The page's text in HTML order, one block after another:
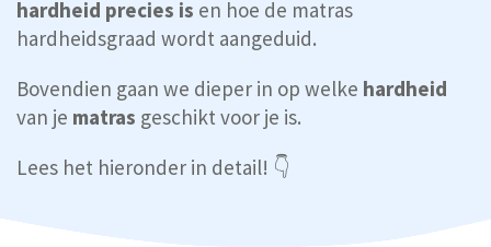
hardheid precies is en hoe de matras
hardheidsgraad wordt aangeduid.
Bovendien gaan we dieper in op welke hardheid
van je matras geschikt voor je is.
Lees het hieronder in detail! 👇